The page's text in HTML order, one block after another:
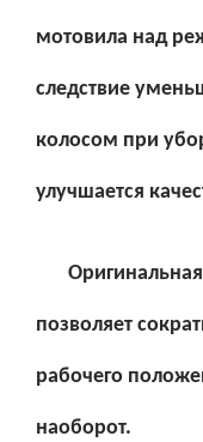
мотовила над
следствие
колосом при
улучшается
позволяет
рабочего
наоборот.